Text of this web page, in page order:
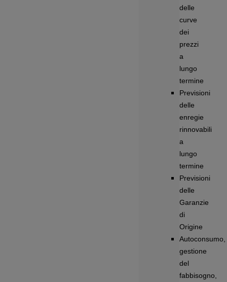
delle
curve
dei
prezzi
a
lungo
termine
Previsioni
delle
enregie
rinnovabili
a
lungo
termine
Previsioni
delle
Garanzie
di
Origine
Autoconsumo,
gestione
del
fabbisogno,